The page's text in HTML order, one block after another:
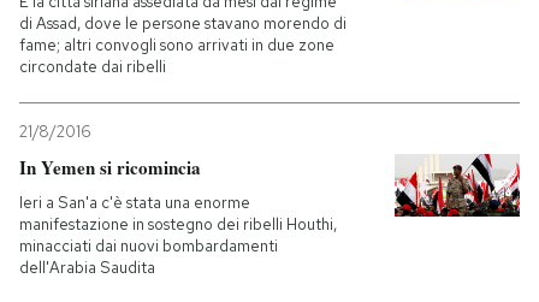
di Assad, dove le persone stavano morendo di
fame; altri convogli sono arrivati in due zone
circondate dai ribelli
21/8/2016
In Yemen si ricomincia
Ieri a San'a c'è stata una enorme
manifestazione in sostegno dei ribelli Houthi,
minacciati dai nuovi bombardamenti
dell'Arabia Saudita